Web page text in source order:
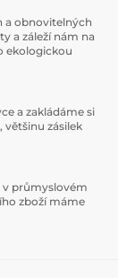
a obnovitelných
a záleží nám na
ekologickou
a zakládáme si
většinu zásilek
v průmyslovém
zboží máme